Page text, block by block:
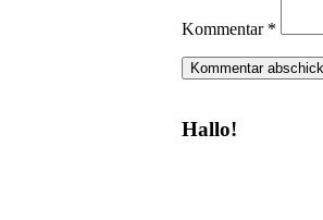
Kommentar *
Hallo!